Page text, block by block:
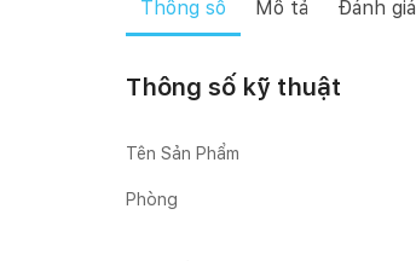
Thông số Mô tả Đánh giá
Thông số kỹ thuật
Tên Sản Phẩm
Phòng